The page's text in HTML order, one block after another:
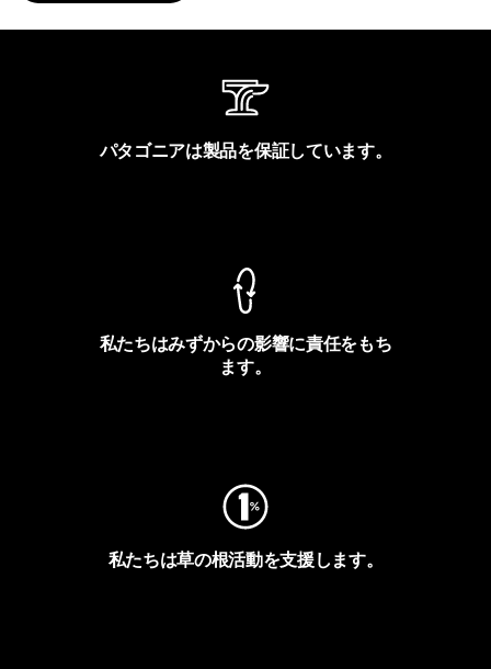
パタゴニアは製品を保証しています。
私たちはみずからの影響に責任をもち
ます。
私たちは草の根活動を支援します。